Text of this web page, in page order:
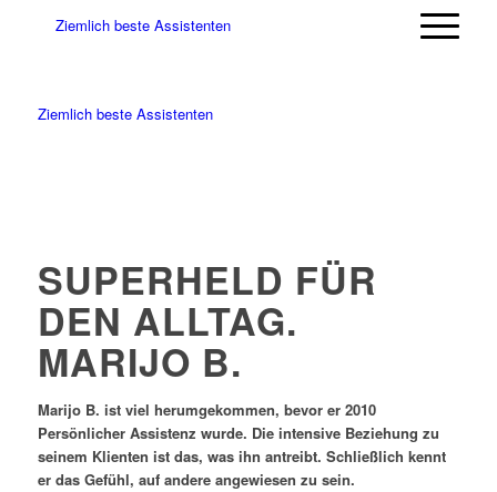
Ziemlich beste Assistenten
SUPERHELD FÜR
DEN ALLTAG.
MARIJO B.
Marijo B. ist viel herumgekommen, bevor er 2010
Persönlicher Assistenz wurde. Die intensive Beziehung zu
seinem Klienten ist das, was ihn antreibt. Schließlich kennt
er das Gefühl, auf andere angewiesen zu sein.